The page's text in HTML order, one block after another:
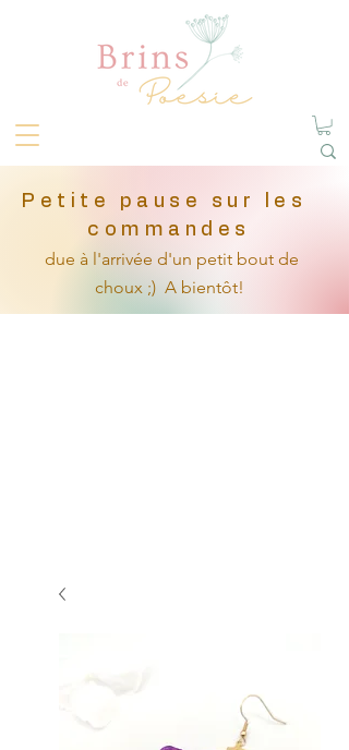
Petite pause sur les
commandes
due à l'arrivée d'un petit bout de
choux ;) A bientôt!